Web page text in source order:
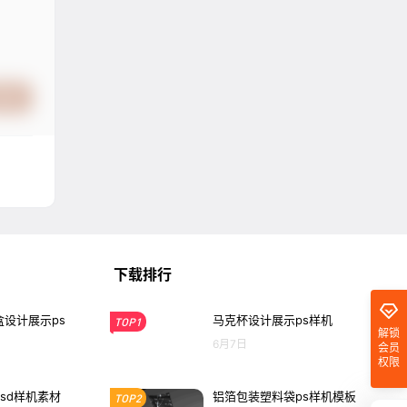
解锁
会员
权限
设计展示ps
样机素材
下载排行
TOP1 马克杯设计展示ps样机
6月7日
TOP2 铝箔包装塑料袋ps样机模板